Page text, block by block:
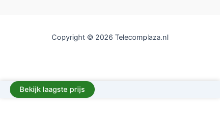
Copyright © 2026 Telecomplaza.nl
Bekijk laagste prijs